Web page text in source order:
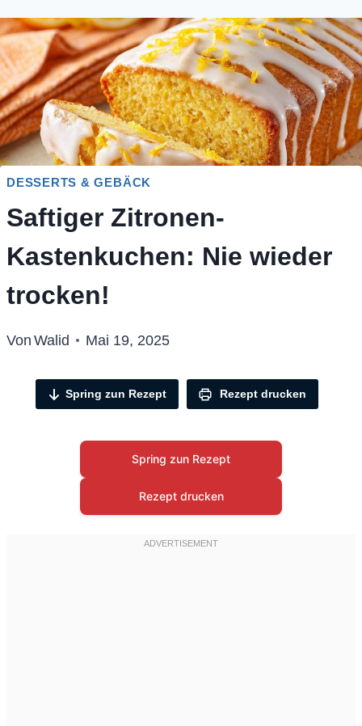
DESSERTS & GEBÄCK
Saftiger Zitronen-
Kastenkuchen: Nie wieder
trocken!
Von Walid Mai 19, 2025
Spring zun Rezept Rezept drucken
Spring zun Rezept
Rezept drucken